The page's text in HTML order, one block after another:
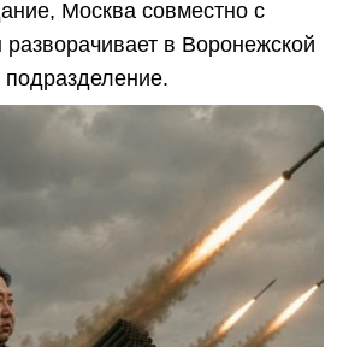
Москва совместно с
в Воронежской
подразделение.